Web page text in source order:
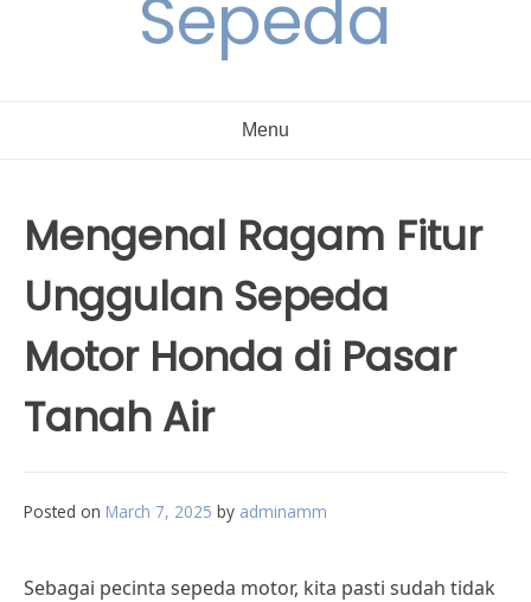
Sepeda
Menu
Mengenal Ragam Fitur
Unggulan Sepeda
Motor Honda di Pasar
Tanah Air
Posted on March 7, 2025 by adminamm
Sebagai pecinta sepeda motor, kita pasti sudah tidak